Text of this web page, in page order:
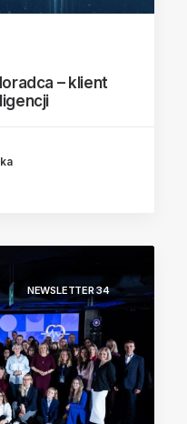
– klient
NEWSLETTER 34